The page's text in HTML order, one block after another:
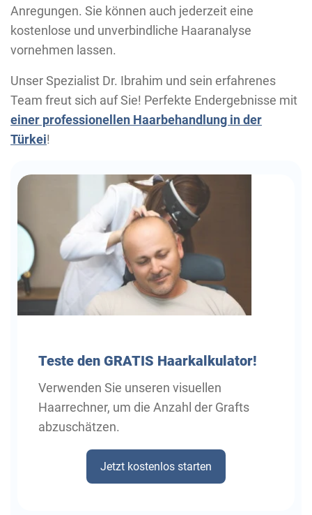
Anregungen. Sie können auch jederzeit eine
kostenlose und unverbindliche Haaranalyse
vornehmen lassen.
Unser Spezialist Dr. Ibrahim und sein erfahrenes
Team freut sich auf Sie! Perfekte Endergebnisse mit
einer professionellen Haarbehandlung in der
Türkei!
Teste den GRATIS Haarkalkulator!
Verwenden Sie unseren visuellen
Haarrechner, um die Anzahl der Grafts
abzuschätzen.
Jetzt kostenlos starten